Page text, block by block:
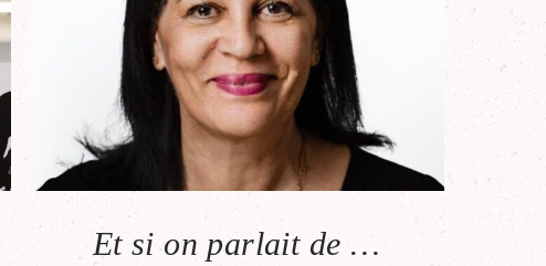
Et si on parlait de …